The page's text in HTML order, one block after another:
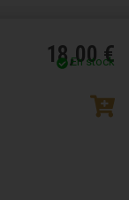
18,00€
En stock